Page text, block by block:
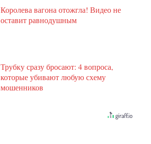
Королева вагона отожгла! Видео не
оставит равнодушным
Трубку сразу бросают: 4 вопроса,
которые убивают любую схему
мошенников